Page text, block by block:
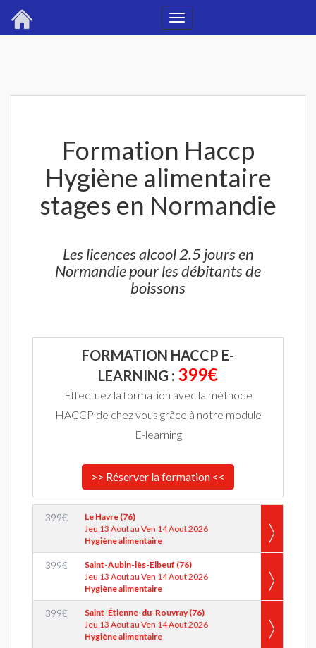
Toggle
Formation Haccp
Hygiène alimentaire
stages en Normandie
Les licences alcool 2.5 jours en
Normandie pour les débitants de
boissons
FORMATION HACCP E-
LEARNING : 399€
Effectuez la formation avec la méthode
HACCP de chez vous grâce à notre module
E-learning
>> Réserver la formation <<
399€
Le Havre (76)
Jeu 13 Aout au Ven 14 Aout 2026
Hygiène alimentaire
399€
Saint-Aubin-lès-Elbeuf (76)
Jeu 13 Aout au Ven 14 Aout 2026
Hygiène alimentaire
399€
Saint-Étienne-du-Rouvray (76)
Jeu 13 Aout au Ven 14 Aout 2026
Hygiène alimentaire